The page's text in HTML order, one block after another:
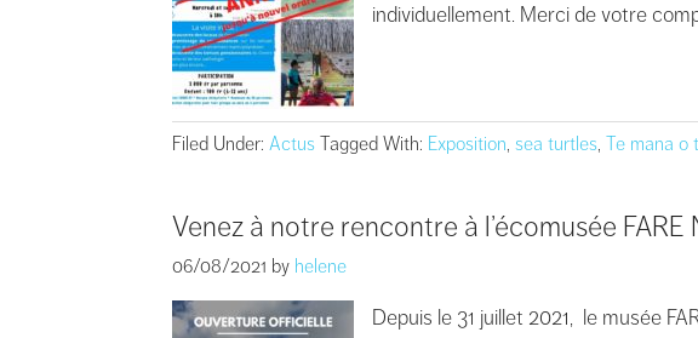
individuellement. Merci de votre
Filed Under: Actus Tagged With: Exposition, sea turtles, Te mana o
Venez à notre rencontre à l’écomusée FARE
06/08/2021 by helene
Depuis le 31 juillet 2021, le musée